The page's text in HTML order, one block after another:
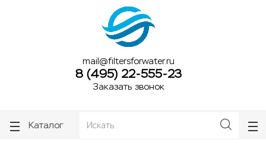
mail@filtersforwater.ru
8 (495) 22-555-23
Заказать звонок
Каталог